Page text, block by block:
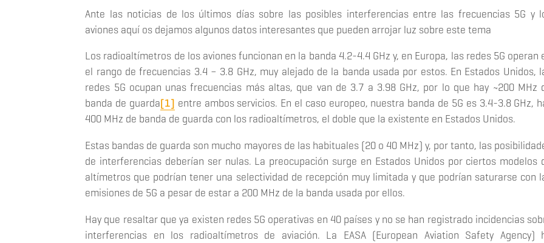
Ante las noticias de los últimos días sobre las posibles interferencias entre las frecuencias 5G y
aviones aquí os dejamos algunos datos interesantes que pueden arrojar luz sobre este tema
Los radioaltímetros de los aviones funcionan en la banda 4.2-4.4 GHz y, en Europa, las redes 5G operan
el rango de frecuencias 3.4 – 3.8 GHz, muy alejado de la banda usada por estos. En Estados Unidos,
redes 5G ocupan unas frecuencias más altas, que van de 3.7 a 3.98 GHz, por lo que hay ~200 MHz
banda de guarda[1] entre ambos servicios. En el caso europeo, nuestra banda de 5G es 3.4-3.8 GHz,
400 MHz de banda de guarda con los radioaltímetros, el doble que la existente en Estados Unidos.
Estas bandas de guarda son mucho mayores de las habituales (20 o 40 MHz) y, por tanto, las
de interferencias deberían ser nulas. La preocupación surge en Estados Unidos por ciertos modelos
altímetros que podrían tener una selectividad de recepción muy limitada y que podrían saturarse con
emisiones de 5G a pesar de estar a 200 MHz de la banda usada por ellos.
Hay que resaltar que ya existen redes 5G operativas en 40 países y no se han registrado incidencias
interferencias en los radioaltímetros de aviación. La EASA (European Aviation Safety Agency)